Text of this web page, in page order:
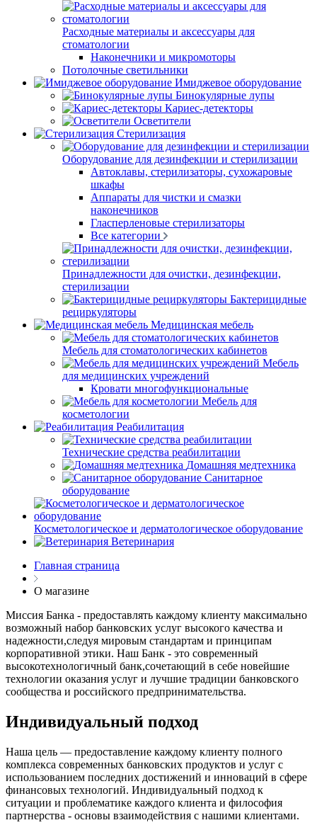
Расходные материалы и аксессуары для
стоматологии
Наконечники и микромоторы
Потолочные светильники
Имиджевое оборудование
Бинокулярные лупы
Кариес-детекторы
Осветители
Стерилизация
Оборудование для дезинфекции и стерилизации
Автоклавы, стерилизаторы, сухожаровые
шкафы
Аппараты для чистки и смазки
наконечников
Гласперленовые стерилизаторы
Все категории
Принадлежности для очистки, дезинфекции,
стерилизации
Бактерицидные
рециркуляторы
Медицинская мебель
Мебель для стоматологических кабинетов
Мебель
для медицинских учреждений
Кровати многофункциональные
Мебель для
косметологии
Реабилитация
Технические средства реабилитации
Домашняя медтехника
Санитарное
оборудование
Косметологическое и дерматологическое оборудование
Ветеринария
Главная страница
О магазине
Миссия Банка - предоставлять каждому клиенту максимально
возможный набор банковских услуг высокого качества и
надежности,следуя мировым стандартам и принципам
корпоративной этики. Наш Банк - это современный
высокотехнологичный банк,сочетающий в себе новейшие
технологии оказания услуг и лучшие традиции банковского
сообщества и российского предпринимательства.
Индивидуальный подход
Наша цель — предоставление каждому клиенту полного
комплекса современных банковских продуктов и услуг с
использованием последних достижений и инноваций в сфере
финансовых технологий. Индивидуальный подход к
ситуации и проблематике каждого клиента и философия
партнерства - основы взаимодействия с нашими клиентами.